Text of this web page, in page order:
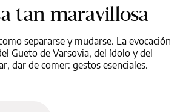
tan maravillosa
separarse y mudarse. La evocación
Gueto de Varsovia, del ídolo y del
dar de comer: gestos esenciales.